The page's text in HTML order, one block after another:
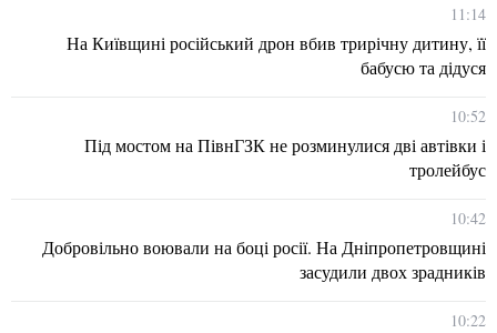
11:14
На Київщині російський дрон вбив трирічну дитину, її
бабусю та дідуся
10:52
Під мостом на ПівнГЗК не розминулися дві автівки і
тролейбус
10:42
Добровільно воювали на боці росії. На Дніпропетровщині
засудили двох зрадників
10:22